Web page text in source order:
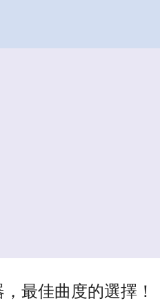
最佳曲度的選擇！